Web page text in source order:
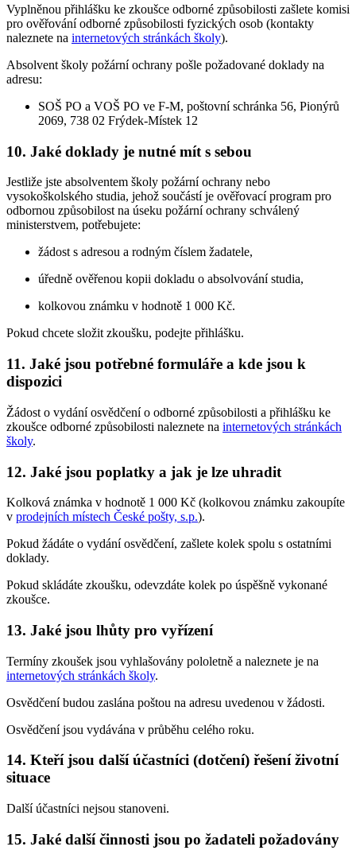
Vyplněnou přihlášku ke zkoušce odborné způsobilosti zašlete komisi
pro ověřování odborné způsobilosti fyzických osob (kontakty
naleznete na internetových stránkách školy).
Absolvent školy požární ochrany pošle požadované doklady na
adresu:
SOŠ PO a VOŠ PO ve F-M, poštovní schránka 56, Pionýrů
2069, 738 02 Frýdek-Místek 12
10. Jaké doklady je nutné mít s sebou
Jestliže jste absolventem školy požární ochrany nebo
vysokoškolského studia, jehož součástí je ověřovací program pro
odbornou způsobilost na úseku požární ochrany schválený
ministerstvem, potřebujete:
žádost s adresou a rodným číslem žadatele,
úředně ověřenou kopii dokladu o absolvování studia,
kolkovou známku v hodnotě 1 000 Kč.
Pokud chcete složit zkoušku, podejte přihlášku.
11. Jaké jsou potřebné formuláře a kde jsou k
dispozici
Žádost o vydání osvědčení o odborné způsobilosti a přihlášku ke
zkoušce odborné způsobilosti naleznete na internetových stránkách
školy.
12. Jaké jsou poplatky a jak je lze uhradit
Kolková známka v hodnotě 1 000 Kč (kolkovou známku zakoupíte
v prodejních místech České pošty, s.p.).
Pokud žádáte o vydání osvědčení, zašlete kolek spolu s ostatními
doklady.
Pokud skládáte zkoušku, odevzdáte kolek po úspěšně vykonané
zkoušce.
13. Jaké jsou lhůty pro vyřízení
Termíny zkoušek jsou vyhlašovány pololetně a naleznete je na
internetových stránkách školy.
Osvědčení budou zaslána poštou na adresu uvedenou v žádosti.
Osvědčení jsou vydávána v průběhu celého roku.
14. Kteří jsou další účastníci (dotčení) řešení životní
situace
Další účastníci nejsou stanoveni.
15. Jaké další činnosti jsou po žadateli požadovány